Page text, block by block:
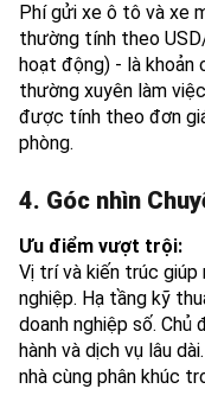
Phí gửi xe ô tô và xe
thường tính theo
hoạt động) - là khoản
thường xuyên làm
được tính theo đơn
phòng.
4. Góc nhìn
Ưu điểm vượt trội:
Vị trí và kiến trúc giúp
nghiệp. Hạ tầng kỹ
doanh nghiệp số.
hành và dịch vụ lâu
nhà cùng phân khúc